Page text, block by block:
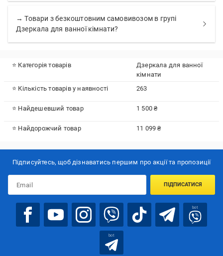
→ Товари з безкоштовним самовивозом в групі
Дзеркала для ванної кімнати?
⭐ Категорія товарів
Дзеркала для ванної
кімнати
⭐ Кількість товарів у наявності
263
⭐ Найдешевший товар 1 500 ₴
⭐ Найдорожчий товар 11 099 ₴
Підписуйтесь, щоб дізнаватись першим про акції та пропозиції
ПІДПИСАТИСЯ
bot
bot